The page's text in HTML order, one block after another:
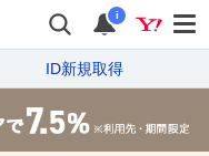
i
ID新規取得